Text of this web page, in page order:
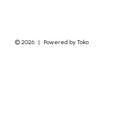
© 2026 | Powered by Toko